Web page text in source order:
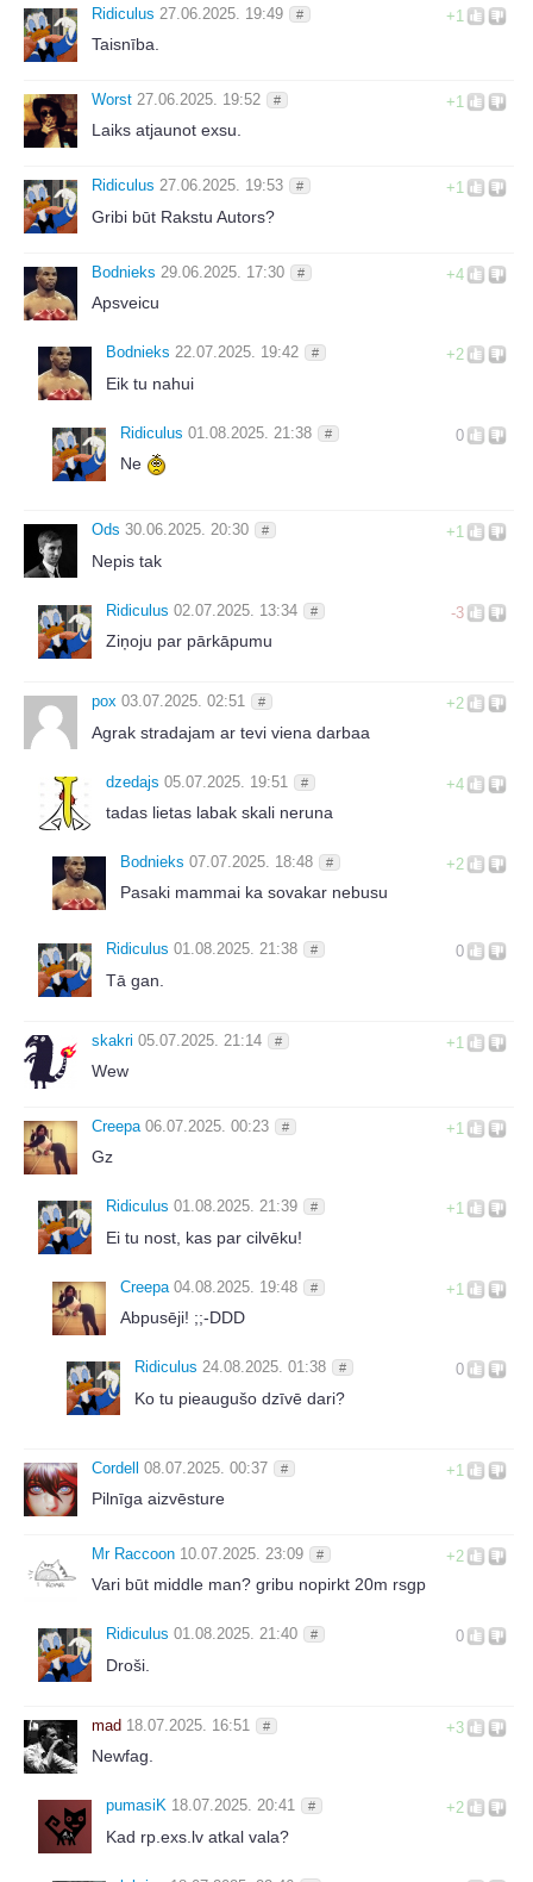
+1
Ridiculus 27.06.2025. 19:49 #
Taisnība.
+1
Worst 27.06.2025. 19:52 #
Laiks atjaunot exsu.
+1
Ridiculus 27.06.2025. 19:53 #
Gribi būt Rakstu Autors?
+4
Bodnieks 29.06.2025. 17:30 #
Apsveicu
+2
Bodnieks 22.07.2025. 19:42 #
Eik tu nahui
0
Ridiculus 01.08.2025. 21:38 #
Ne
+1
Ods 30.06.2025. 20:30 #
Nepis tak
-3
Ridiculus 02.07.2025. 13:34 #
Ziņoju par pārkāpumu
+2
pox 03.07.2025. 02:51 #
Agrak stradajam ar tevi viena darbaa
+4
dzedajs 05.07.2025. 19:51 #
tadas lietas labak skali neruna
+2
Bodnieks 07.07.2025. 18:48 #
Pasaki mammai ka sovakar nebusu
0
Ridiculus 01.08.2025. 21:38 #
Tā gan.
+1
skakri 05.07.2025. 21:14 #
Wew
+1
Creepa 06.07.2025. 00:23 #
Gz
+1
Ridiculus 01.08.2025. 21:39 #
Ei tu nost, kas par cilvēku!
+1
Creepa 04.08.2025. 19:48 #
Abpusēji! ;;-DDD
0
Ridiculus 24.08.2025. 01:38 #
Ko tu pieaugušo dzīvē dari?
+1
Cordell 08.07.2025. 00:37 #
Pilnīga aizvēsture
+2
Mr Raccoon 10.07.2025. 23:09 #
Vari būt middle man? gribu nopirkt 20m rsgp
0
Ridiculus 01.08.2025. 21:40 #
Droši.
+3
mad 18.07.2025. 16:51 #
Newfag.
+2
pumasiK 18.07.2025. 20:41 #
Kad rp.exs.lv atkal vala?